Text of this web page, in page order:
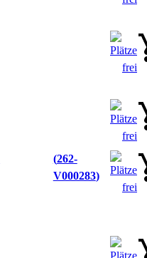
262-
V000283